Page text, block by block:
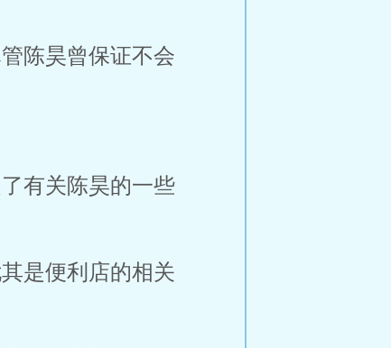
陈昊曾保证不会
有关陈昊的一些
是便利店的相关